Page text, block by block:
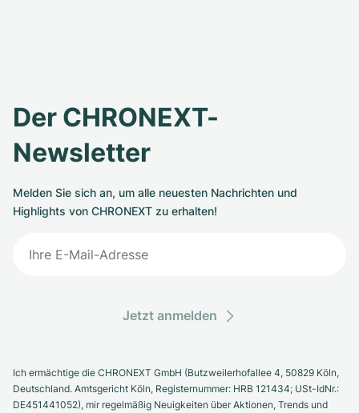
Der CHRONEXT-
Newsletter
Melden Sie sich an, um alle neuesten Nachrichten und
Highlights von CHRONEXT zu erhalten!
Jetzt anmelden
Ich ermächtige die CHRONEXT GmbH (Butzweilerhofallee 4, 50829 Köln,
Deutschland. Amtsgericht Köln, Registernummer: HRB 121434; USt-IdNr.:
DE451441052), mir regelmäßig Neuigkeiten über Aktionen, Trends und